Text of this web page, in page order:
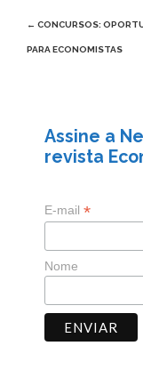
Post
navigation
← CONCURSOS:
PARA ECONOMISTAS
Assine a
revista
E-mail *
Nome